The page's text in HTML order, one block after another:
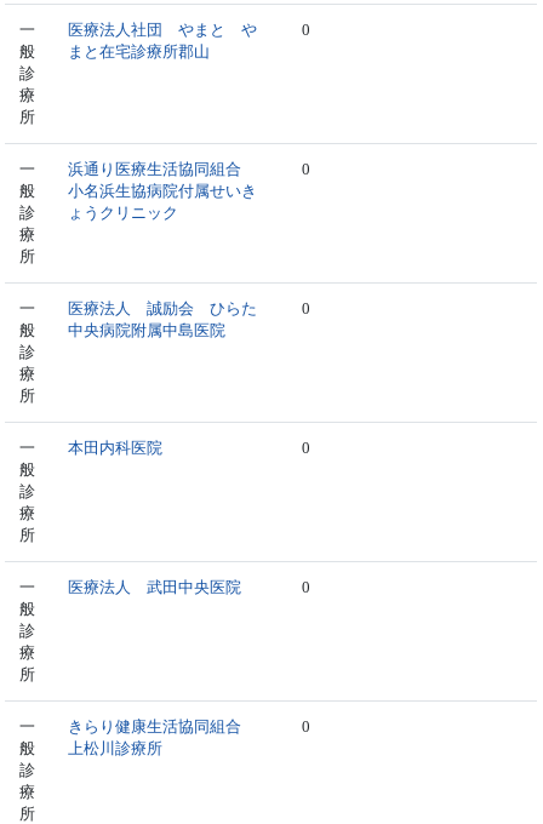
一
般
診
療
所
医療法人社団 やまと や
まと在宅診療所郡山
0
一
般
診
療
所
浜通り医療生活協同組合
小名浜生協病院付属せいき
ょうクリニック
0
一
般
診
療
所
医療法人 誠励会 ひらた
中央病院附属中島医院
0
一
般
診
療
所
本田内科医院 0
一
般
診
療
所
医療法人 武田中央医院 0
一
般
診
療
所
きらり健康生活協同組合
上松川診療所
0